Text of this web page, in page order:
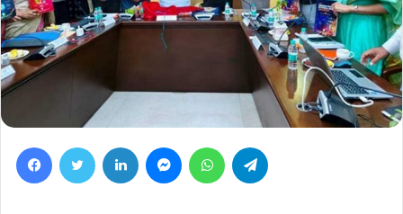
FacebookTwitter LinkedIn MessengerWhatsApp